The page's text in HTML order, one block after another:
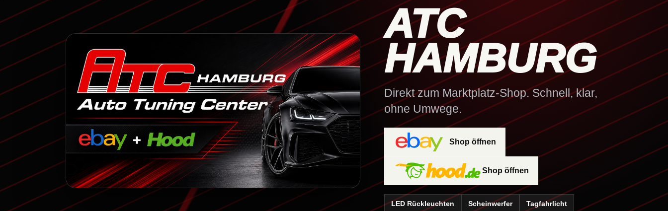
ATC
HAMBURG
Direkt zum Marktplatz-Shop. Schnell, klar,
ohne Umwege.
Shop öffnen
Shop öffnen
LED Rückleuchten Scheinwerfer Tagfahrlicht